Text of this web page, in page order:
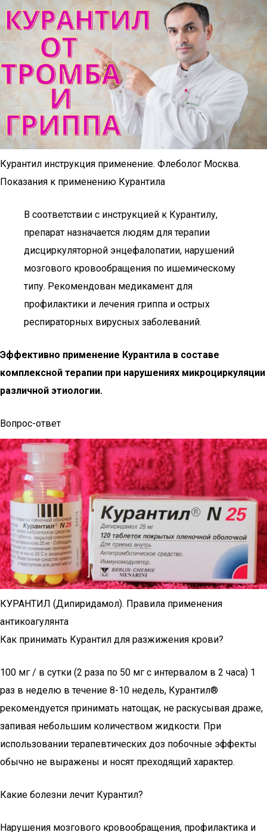
Курантил инструкция применение. Флеболог Москва.
Показания к применению Курантила
В соответствии с инструкцией к Курантилу,
препарат назначается людям для терапии
дисциркуляторной энцефалопатии, нарушений
мозгового кровообращения по ишемическому
типу. Рекомендован медикамент для
профилактики и лечения гриппа и острых
респираторных вирусных заболеваний.
Эффективно применение Курантила в составе
комплексной терапии при нарушениях микроциркуляции
различной этиологии.
Вопрос-ответ
КУРАНТИЛ (Дипиридамол). Правила применения
антикоагулянта
Как принимать Курантил для разжижения крови?
100 мг / в сутки (2 раза по 50 мг с интервалом в 2 часа) 1
раз в неделю в течение 8-10 недель, Курантил®
рекомендуется принимать натощак, не раскусывая драже,
запивая небольшим количеством жидкости. При
использовании терапевтических доз побочные эффекты
обычно не выражены и носят преходящий характер.
Какие болезни лечит Курантил?
Нарушения мозгового кровообращения, профилактика и